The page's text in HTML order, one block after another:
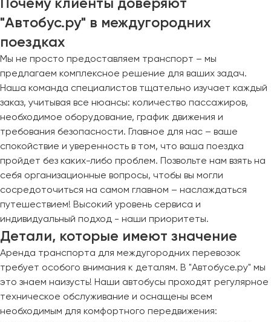
"Автобус.ру" в междугородних
поездках
Мы не просто предоставляем транспорт – мы
предлагаем комплексное решение для ваших задач.
Наша команда специалистов тщательно изучает каждый
заказ, учитывая все нюансы: количество пассажиров,
необходимое оборудование, график движения и
требования безопасности. Главное для нас – ваше
спокойствие и уверенность в том, что ваша поездка
пройдет без каких-либо проблем. Позвольте нам взять на
себя организационные вопросы, чтобы вы могли
сосредоточиться на самом главном – наслаждаться
путешествием! Высокий уровень сервиса и
индивидуальный подход - наши приоритеты.
Детали, которые имеют значение
Аренда транспорта для междугородних перевозок
требует особого внимания к деталям. В "Автобусе.ру" мы
это знаем наизусть! Наши автобусы проходят регулярное
техническое обслуживание и оснащены всем
необходимым для комфортного передвижения: